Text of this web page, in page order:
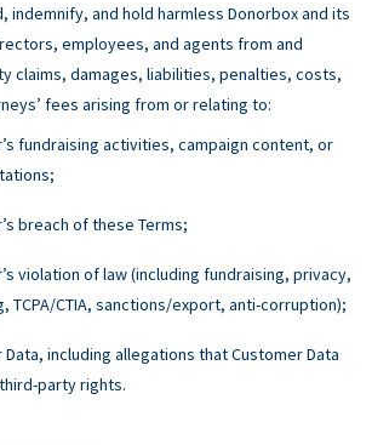
indemnify, and hold harmless Donorbox and its
employees, and agents from and
claims, damages, liabilities, penalties, costs,
fees arising from or relating to:
fundraising activities, campaign content, or
breach of these Terms;
violation of law (including fundraising, privacy,
TCPA/CTIA, sanctions/export, anti-corruption);
Data, including allegations that Customer Data
party rights.